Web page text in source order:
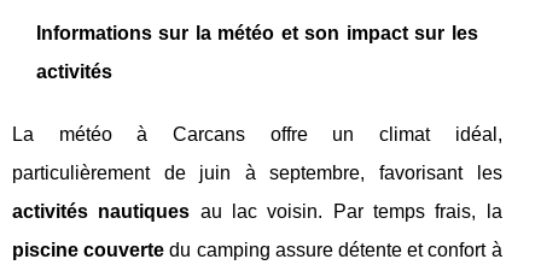
Informations sur la météo et son impact sur les
activités
La météo à Carcans offre un climat idéal,
particulièrement de juin à septembre, favorisant les
activités nautiques au lac voisin. Par temps frais, la
piscine couverte du camping assure détente et confort à